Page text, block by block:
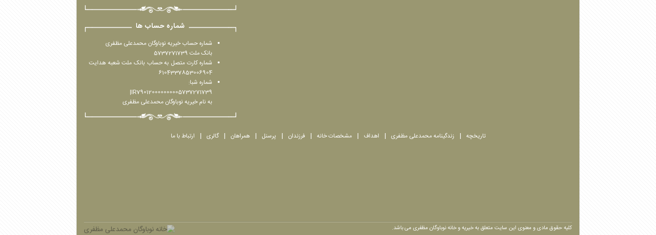
شماره حساب ها
شماره حساب خیریه نوباوگان محمدعلی مظفری
بانک ملت 5737271739
شماره کارت متصل به حساب بانک ملت شعبه هدایت
6104337853006904
شماره شبا:
IR790120000000005737271739|
به نام خیریه نوباوگان محمدعلی مظفری
تاریخچه زندگینامه محمدعلی مظفری اهداف مشخصات خانه فرزندان پرسنل همراهان گالری ارتباط با ما
کلیه حقوق مادی و معنوی این سایت متعلق به خیریه و خانه نوباوگان مظفری می باشد.